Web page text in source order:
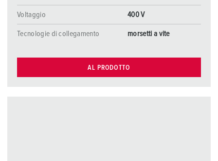
Voltaggio 400 V
Tecnologie di collegamento morsetti a vite
AL PRODOTTO